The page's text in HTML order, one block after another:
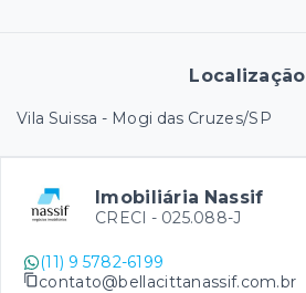
Localização
Vila Suissa - Mogi das Cruzes/SP
Imobiliária Nassif
CRECI - 025.088-J
(11) 9 5782-6199
contato@bellacittanassif.com.br